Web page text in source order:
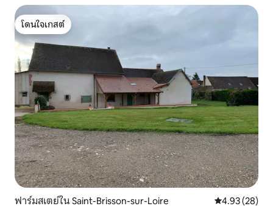
โดนใจเกสต์
โดนใจเกสต์
ฟาร์มสเตย์ใน Saint-Brisson-sur-Loire คะแนนเฉลี่ย
4.93 (28)